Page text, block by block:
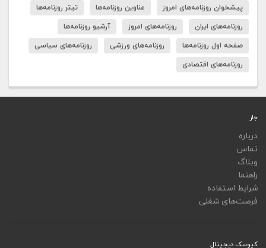
پیشخوان روزنامه‌های امروز
عناوین روزنامه‌ها
تیتر روزنامه‌ها
روزنامه‌های ایران
روزنامه‌های امروز
آرشیو روزنامه‌ها
صفحه اول روزنامه‌ها
روزنامه‌های ورزشی
روزنامه‌های سیاسی
روزنامه‌های اقتصادی
جار
درباره
تماس
وبلاگ
راهنما
شرایط استفاده
فرصت‌های شغلی
کیوسک دیجیتال